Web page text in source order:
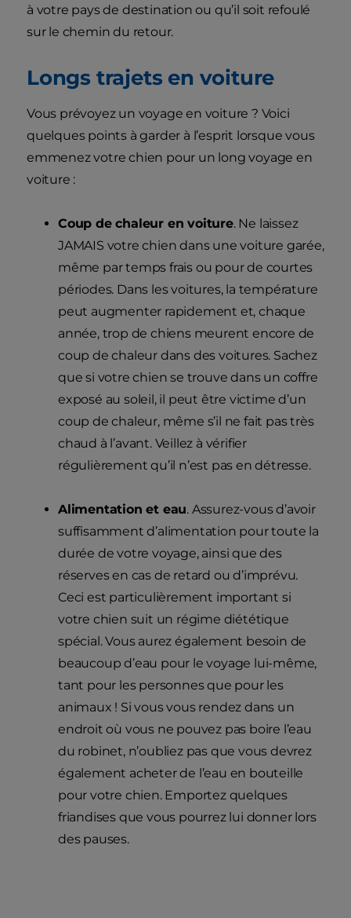
à votre pays de destination ou qu’il soit refoulé
sur le chemin du retour.
Longs trajets en voiture
Vous prévoyez un voyage en voiture ? Voici
quelques points à garder à l’esprit lorsque vous
emmenez votre chien pour un long voyage en
voiture :
Coup de chaleur en voiture. Ne laissez
JAMAIS votre chien dans une voiture garée,
même par temps frais ou pour de courtes
périodes. Dans les voitures, la température
peut augmenter rapidement et, chaque
année, trop de chiens meurent encore de
coup de chaleur dans des voitures. Sachez
que si votre chien se trouve dans un coffre
exposé au soleil, il peut être victime d’un
coup de chaleur, même s’il ne fait pas très
chaud à l’avant. Veillez à vérifier
régulièrement qu’il n’est pas en détresse.
Alimentation et eau. Assurez-vous d’avoir
suffisamment d’alimentation pour toute la
durée de votre voyage, ainsi que des
réserves en cas de retard ou d’imprévu.
Ceci est particulièrement important si
votre chien suit un régime diététique
spécial. Vous aurez également besoin de
beaucoup d’eau pour le voyage lui-même,
tant pour les personnes que pour les
animaux ! Si vous vous rendez dans un
endroit où vous ne pouvez pas boire l’eau
du robinet, n’oubliez pas que vous devrez
également acheter de l’eau en bouteille
pour votre chien. Emportez quelques
friandises que vous pourrez lui donner lors
des pauses.